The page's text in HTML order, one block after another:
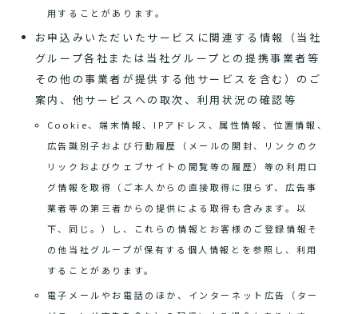
用することがあります。
お申込みいただいたサービスに関連する情報（当社
グループ各社または当社グループとの提携事業者等
その他の事業者が提供する他サービスを含む）のご
案内、他サービスへの取次、利用状況の確認等
Cookie、端末情報、IPアドレス、属性情報、位置情報、
広告識別子および行動履歴（メールの開封、リンクのク
リックおよびウェブサイトの閲覧等の履歴）等の利用ロ
グ情報を取得（ご本人からの直接取得に限らず、広告事
業者等の第三者からの提供による取得も含みます。以
下、同じ。）し、これらの情報とお客様のご登録情報そ
の他当社グループが保有する個人情報とを参照し、利用
することがあります。
電子メールやお電話のほか、インターネット広告（ター